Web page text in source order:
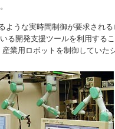
うな実時間制御が要求され
る開発支援ツールを利用す
業用ロボットを制御していた